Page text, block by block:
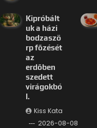
Kipróbált
uk a házi
bodzaszö
rp főzését
az
erdőben
szedett
virágokbó
l.
Kiss Kata
2026-08-08